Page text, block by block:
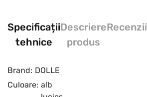
Specificații
tehnice
Descriere
produs
Recenzii
Brand: DOLLE
Culoare: alb